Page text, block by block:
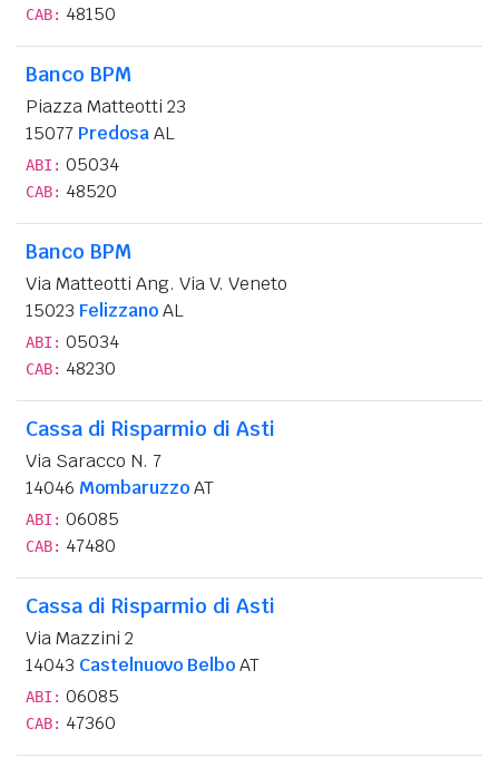
CAB: 48150
Banco BPM
Piazza Matteotti 23
15077 PredosaAL
ABI: 05034
CAB: 48520
Banco BPM
Via Matteotti Ang. Via V. Veneto
15023 FelizzanoAL
ABI: 05034
CAB: 48230
Cassa di Risparmio di Asti
Via Saracco N. 7
14046 MombaruzzoAT
ABI: 06085
CAB: 47480
Cassa di Risparmio di Asti
Via Mazzini 2
14043 Castelnuovo BelboAT
ABI: 06085
CAB: 47360